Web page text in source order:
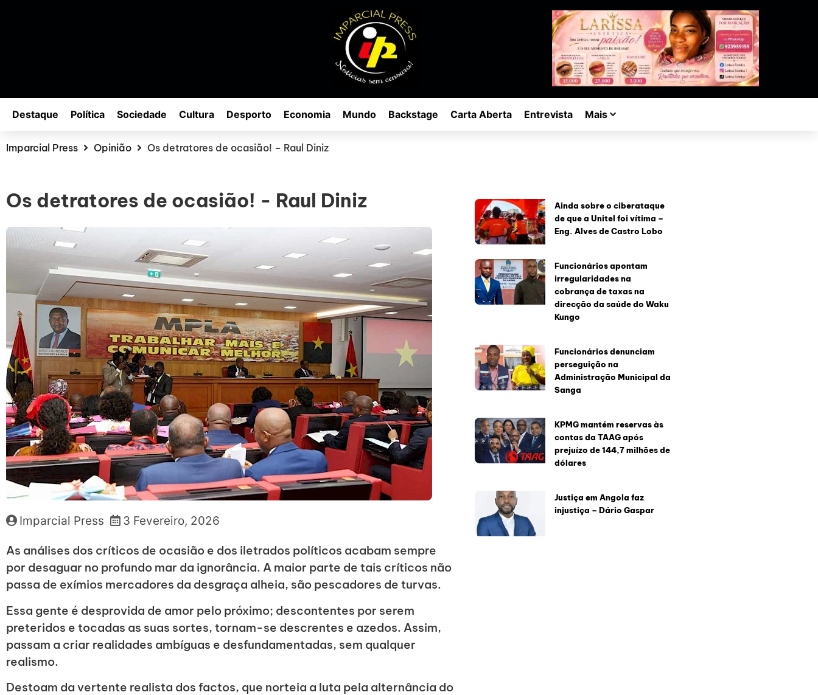
Destaque Política Sociedade Cultura Desporto Economia Mundo Backstage Carta Aberta Entrevista Mais
Imparcial Press Opinião Os detratores de ocasião! – Raul Diniz
Os detratores de ocasião! - Raul Diniz
Imparcial Press 3 Fevereiro, 2026
As análises dos críticos de ocasião e dos iletrados políticos acabam sempre
por desaguar no profundo mar da ignorância. A maior parte de tais críticos não
passa de exímios mercadores da desgraça alheia, são pescadores de turvas.
Essa gente é desprovida de amor pelo próximo; descontentes por serem
preteridos e tocadas as suas sortes, tornam-se descrentes e azedos. Assim,
passam a criar realidades ambíguas e desfundamentadas, sem qualquer
realismo.
Destoam da vertente realista dos factos, que norteia a luta pela alternância do
Ainda sobre o ciberataque
de que a Unitel foi vítima –
Eng. Alves de Castro Lobo
Funcionários apontam
irregularidades na
cobrança de taxas na
direcção da saúde do Waku
Kungo
Funcionários denunciam
perseguição na
Administração Municipal da
Sanga
KPMG mantém reservas às
contas da TAAG após
prejuízo de 144,7 milhões de
dólares
Justiça em Angola faz
injustiça – Dário Gaspar